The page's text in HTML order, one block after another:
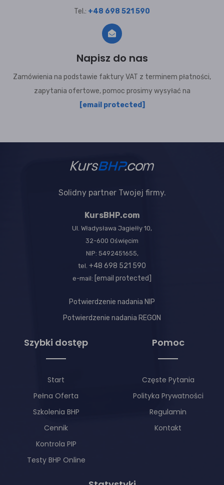
Tel.: +48 698 521 590
Napisz do nas
Zamówienia na podstawie faktury VAT z terminem płatności,
zapytania ofertowe, pomoc prosimy wysyłać na
[email protected]
Solidny partner Twojej firmy.
KursBHP.com
Ul. Władysława Jagiełły 10,
32-600 Oświęcim
NIP: 5492451655,
tel. +48 698 521 590
e-mail: [email protected]
Potwierdzenie nadania NIP
Potwierdzenie nadania REGON
Szybki dostęp
Start
Pełna Oferta
Szkolenia BHP
Cennik
Kontrola PIP
Testy BHP Online
Pomoc
Częste Pytania
Polityka Prywatności
Regulamin
Kontakt